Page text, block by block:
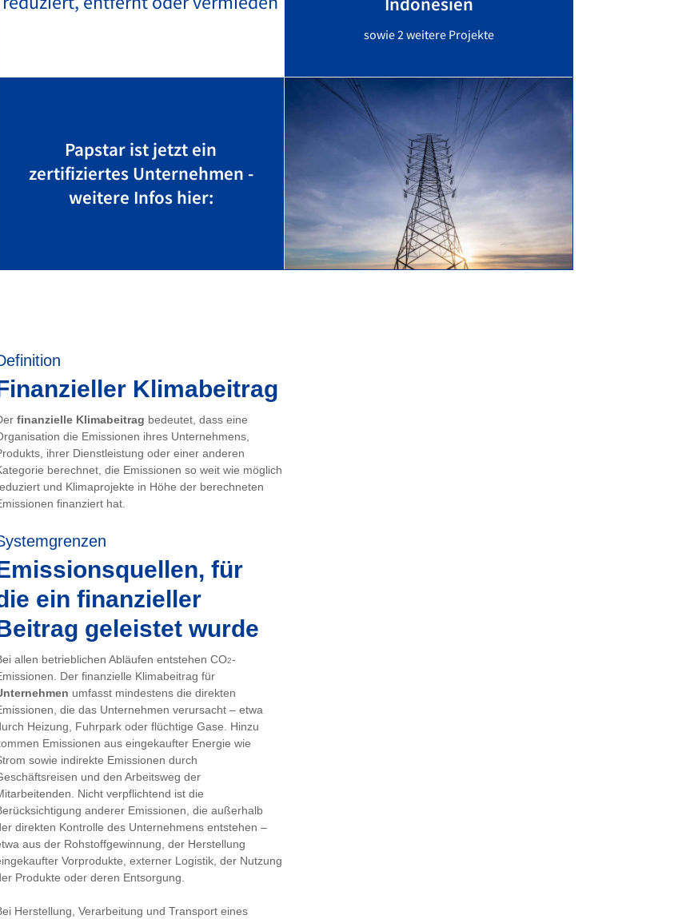
sowie 2 weitere Projekte
Papstar ist jetzt ein
zertifiziertes Unternehmen -
weitere Infos hier:
Klimabeitrag
finanzielle Klimabeitrag bedeutet, dass eine
die Emissionen ihres Unternehmens,
ihrer Dienstleistung oder einer anderen
berechnet, die Emissionen so weit wie möglich
und Klimaprojekte in Höhe der berechneten
finanziert hat.
für
ein finanzieller
geleistet wurde
allen betrieblichen Abläufen entstehen CO2-
Der finanzielle Klimabeitrag für
umfasst mindestens die direkten
die das Unternehmen verursacht – etwa
Heizung, Fuhrpark oder flüchtige Gase. Hinzu
Emissionen aus eingekaufter Energie wie
sowie indirekte Emissionen durch
und den Arbeitsweg der
Nicht verpflichtend ist die
anderer Emissionen, die außerhalb
direkten Kontrolle des Unternehmens entstehen –
aus der Rohstoffgewinnung, der Herstellung
Vorprodukte, externer Logistik, der Nutzung
Produkte oder deren Entsorgung.
Herstellung, Verarbeitung und Transport eines